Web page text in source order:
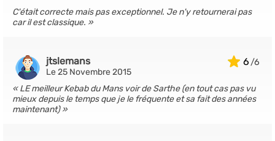
C'était correcte mais pas exceptionnel. Je n'y retournerai pas
car il est classique.
6
jtslemans
Le 25 Novembre 2015
LE meilleur Kebab du Mans voir de Sarthe (en tout cas pas vu
mieux depuis le temps que je le fréquente et sa fait des années
maintenant)